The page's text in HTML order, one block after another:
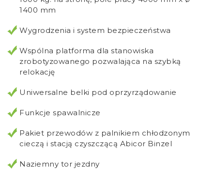
1400 mm
Wygrodzenia i system bezpieczeństwa
Wspólna platforma dla stanowiska
zrobotyzowanego pozwalająca na szybką
relokację
Uniwersalne belki pod oprzyrządowanie
Funkcje spawalnicze
Pakiet przewodów z palnikiem chłodzonym
cieczą i stacją czyszczącą Abicor Binzel
Naziemny tor jezdny